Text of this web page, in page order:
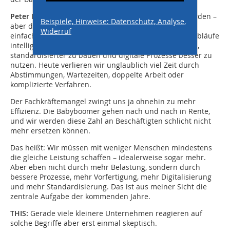
Peter Hübner:
Wir müssen als Branche effizienter werden –
aber das heißt ausdrücklich nicht, dass die Menschen
einfach mehr arbeiten sollen. Es geht darum, Arbeitsabläufe
intelligenter zu organisieren, Stillstände zu vermeiden,
standardisierter zu bauen und digitale Prozesse besser zu
nutzen. Heute verlieren wir unglaublich viel Zeit durch
Abstimmungen, Wartezeiten, doppelte Arbeit oder
komplizierte Verfahren.
Der Fachkräftemangel zwingt uns ja ohnehin zu mehr
Effizienz. Die Babyboomer gehen nach und nach in Rente,
und wir werden diese Zahl an Beschäftigten schlicht nicht
mehr ersetzen können.
Das heißt: Wir müssen mit weniger Menschen mindestens
die gleiche Leistung schaffen – idealerweise sogar mehr.
Aber eben nicht durch mehr Belastung, sondern durch
bessere Prozesse, mehr Vorfertigung, mehr Digitalisierung
und mehr Standardisierung. Das ist aus meiner Sicht die
zentrale Aufgabe der kommenden Jahre.
THIS: Gerade viele kleinere Unternehmen reagieren auf
solche Begriffe aber erst einmal skeptisch.
Beispiele, Hinweise: Datenschutz, Analyse,
Widerruf